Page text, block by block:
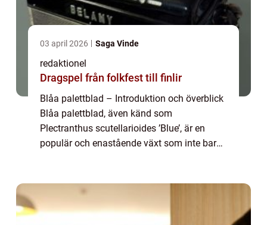
03 april 2026 Saga Vinde
redaktionel
Dragspel från folkfest till finlir
Blåa palettblad – Introduktion och överblick
Blåa palettblad, även känd som
Plectranthus scutellarioides ’Blue’, är en
populär och enastående växt som inte bara